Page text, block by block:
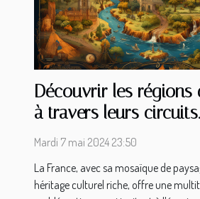
Découvrir les régions
à travers leurs circuits
emblématiques : un
Mardi 7 mai 2024 23:50
La France, avec sa mosaïque de
héritage culturel riche, offre une